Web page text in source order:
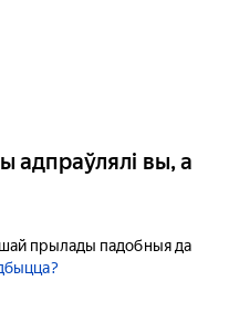
адпраўлялі вы, а
прылады падобныя да